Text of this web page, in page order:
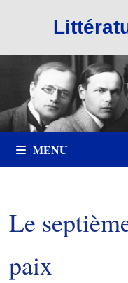
MENU
Le
paix